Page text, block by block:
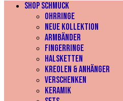
SHOP SCHMUCK
OHRRINGE
NEUE KOLLEKTION
ARMBÄNDER
FINGERRINGE
HALSKETTEN
KREOLEN & ANHÄNGER
VERSCHENKEN
KERAMIK